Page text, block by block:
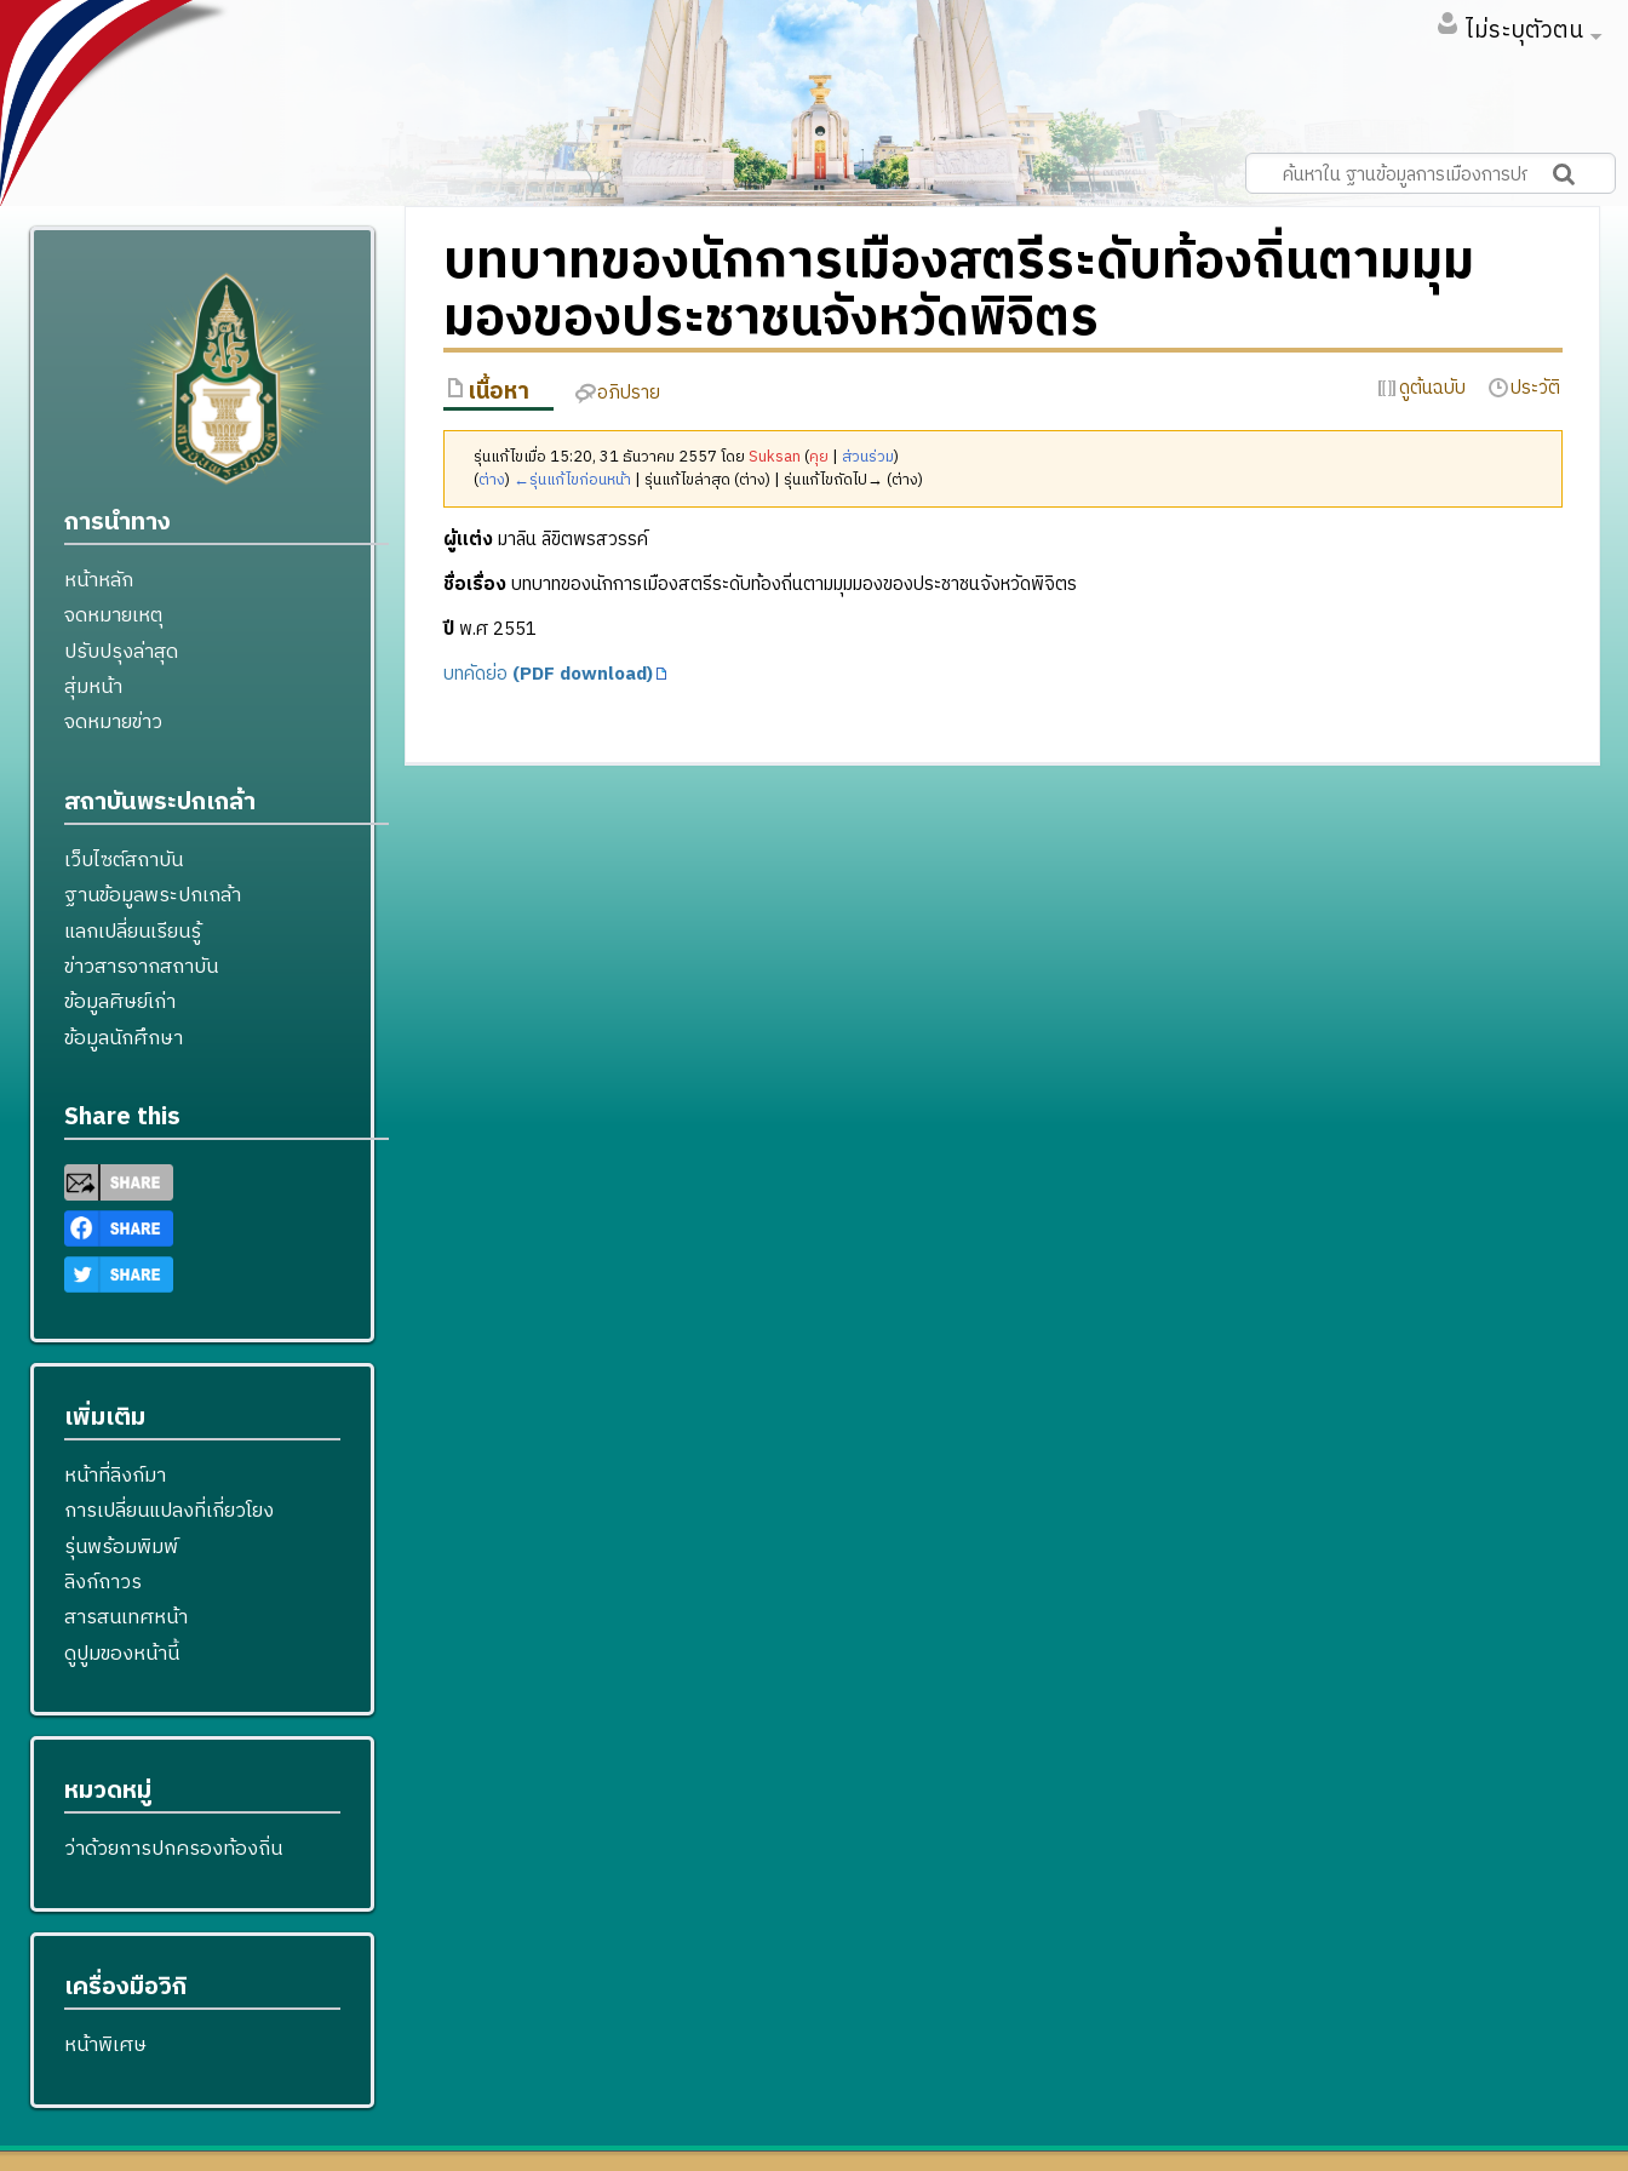
ไม่ระบุตัวตน
บทบาทของนักการเมืองสตรีระดับท้องถิ่นตามมุม
มองของประชาชนจังหวัดพิจิตร
เนื้อหา อภิปราย ดูต้นฉบับ ประวัติ
รุ่นแก้ไขเมื่อ 15:20, 31 ธันวาคม 2557 โดยSuksan (คุย | ส่วนร่วม)
(ต่าง) ←รุ่นแก้ไขก่อนหน้า | รุ่นแก้ไขล่าสุด (ต่าง) | รุ่นแก้ไขถัดไป→ (ต่าง)
ผู้แต่งมาลิน ลิขิตพรสวรรค์
ชื่อเรื่องบทบาทของนักการเมืองสตรีระดับท้องถิ่นตามมุมมองของประชาชนจังหวัดพิจิตร
ปีพ.ศ 2551
บทคัดย่อ (PDF download)
การนำทาง
หน้าหลัก
จดหมายเหตุ
ปรับปรุงล่าสุด
สุ่มหน้า
จดหมายข่าว
สถาบันพระปกเกล้า
เว็บไซต์สถาบัน
ฐานข้อมูลพระปกเกล้า
แลกเปลี่ยนเรียนรู้
ข่าวสารจากสถาบัน
ข้อมูลศิษย์เก่า
ข้อมูลนักศึกษา
Share this
เพิ่มเติม
หน้าที่ลิงก์มา
การเปลี่ยนแปลงที่เกี่ยวโยง
รุ่นพร้อมพิมพ์
ลิงก์ถาวร
สารสนเทศหน้า
ดูปูมของหน้านี้
หมวดหมู่
ว่าด้วยการปกครองท้องถิ่น
เครื่องมือวิกิ
หน้าพิเศษ